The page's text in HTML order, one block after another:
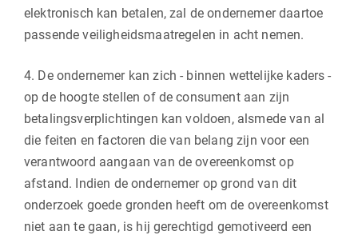
elektronisch kan betalen, zal de ondernemer daartoe
passende veiligheidsmaatregelen in acht nemen.
4. De ondernemer kan zich - binnen wettelijke kaders -
op de hoogte stellen of de consument aan zijn
betalingsverplichtingen kan voldoen, alsmede van al
die feiten en factoren die van belang zijn voor een
verantwoord aangaan van de overeenkomst op
afstand. Indien de ondernemer op grond van dit
onderzoek goede gronden heeft om de overeenkomst
niet aan te gaan, is hij gerechtigd gemotiveerd een